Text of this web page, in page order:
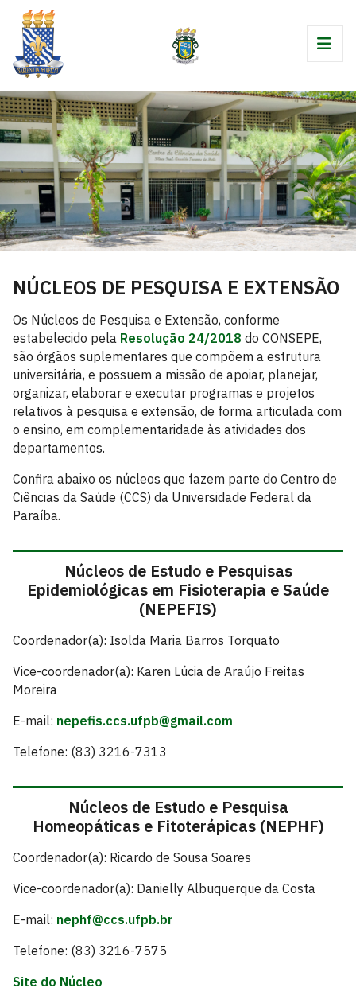
NÚCLEOS DE PESQUISA E EXTENSÃO
Os Núcleos de Pesquisa e Extensão, conforme
estabelecido pela Resolução 24/2018 do CONSEPE,
são órgãos suplementares que compõem a estrutura
universitária, e possuem a missão de apoiar, planejar,
organizar, elaborar e executar programas e projetos
relativos à pesquisa e extensão, de forma articulada com
o ensino, em complementaridade às atividades dos
departamentos.
Confira abaixo os núcleos que fazem parte do Centro de
Ciências da Saúde (CCS) da Universidade Federal da
Paraíba.
Núcleos de Estudo e Pesquisas
Epidemiológicas em Fisioterapia e Saúde
(NEPEFIS)
Coordenador(a): Isolda Maria Barros Torquato
Vice-coordenador(a): Karen Lúcia de Araújo Freitas
Moreira
E-mail: nepefis.ccs.ufpb@gmail.com
Telefone: (83) 3216-7313
Núcleos de Estudo e Pesquisa
Homeopáticas e Fitoterápicas (NEPHF)
Coordenador(a): Ricardo de Sousa Soares
Vice-coordenador(a): Danielly Albuquerque da Costa
E-mail: nephf@ccs.ufpb.br
Telefone: (83) 3216-7575
Site do Núcleo